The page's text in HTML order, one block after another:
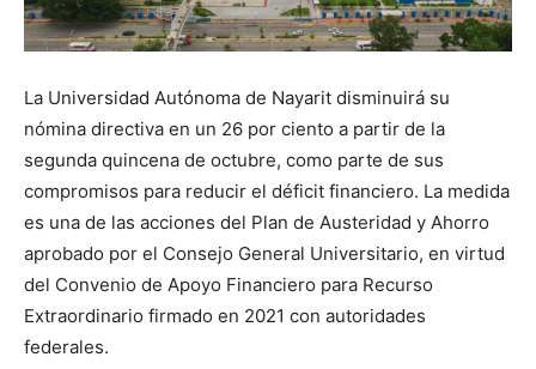
La Universidad Autónoma de Nayarit disminuirá su
nómina directiva en un 26 por ciento a partir de la
segunda quincena de octubre, como parte de sus
compromisos para reducir el déficit financiero. La medida
es una de las acciones del Plan de Austeridad y Ahorro
aprobado por el Consejo General Universitario, en virtud
del Convenio de Apoyo Financiero para Recurso
Extraordinario firmado en 2021 con autoridades
federales.